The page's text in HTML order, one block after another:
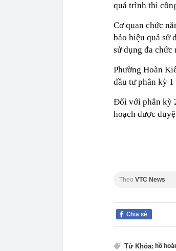
quá trình thi
Cơ quan chức
bảo hiệu quả sử
sử dụng đa
Phường Hoàn
đầu tư phân kỳ
Đối với phân kỳ
hoạch được
Theo VTC News
Chia sẻ
Từ Khóa: hồ